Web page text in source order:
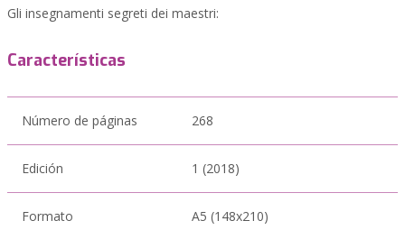
Gli insegnamenti segreti dei maestri:
Características
Número de páginas 268
Edición 1 (2018)
Formato A5 (148x210)